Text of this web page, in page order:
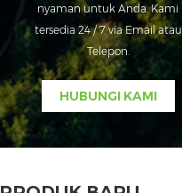
nyaman untuk Anda. Kami
tersedia 24 / 7 via Email atau
Telepon.
HUBUNGI KAMI